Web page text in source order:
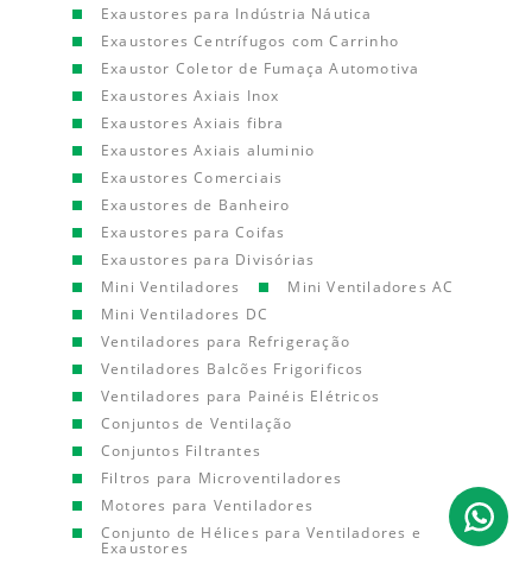
Exaustores para Indústria Náutica
Exaustores Centrífugos com Carrinho
Exaustor Coletor de Fumaça Automotiva
Exaustores Axiais Inox
Exaustores Axiais fibra
Exaustores Axiais aluminio
Exaustores Comerciais
Exaustores de Banheiro
Exaustores para Coifas
Exaustores para Divisórias
Mini Ventiladores
Mini Ventiladores AC
Mini Ventiladores DC
Ventiladores para Refrigeração
Ventiladores Balcões Frigorificos
Ventiladores para Painéis Elétricos
Conjuntos de Ventilação
Conjuntos Filtrantes
Filtros para Microventiladores
Motores para Ventiladores
Conjunto de Hélices para Ventiladores e
Exaustores